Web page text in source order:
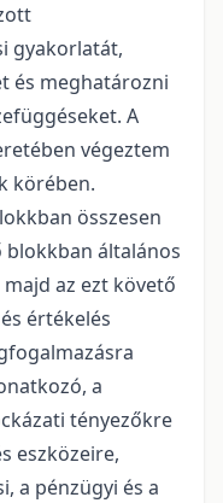
gyakorlatát,
és meghatározni
A
végeztem
körében.
összesen
blokkban általános
az ezt követő
értékelés
a
tényezőkre
eszközeire,
a pénzügyi és a